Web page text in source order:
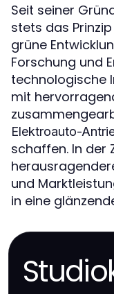
Seit seiner
stets das
grüne
Forschung und
technologische
mit
Elektroauto-
schaffen. In der
und
in eine